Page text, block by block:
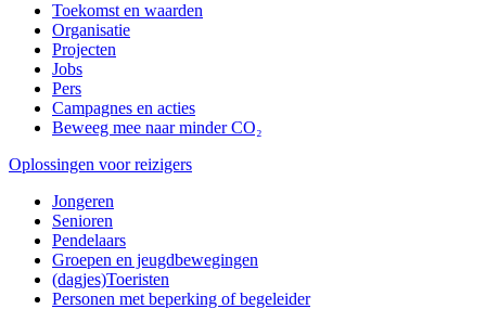
Toekomst en waarden
Organisatie
Projecten
Jobs
Pers
Campagnes en acties
Beweeg mee naar minder CO₂
Oplossingen voor reizigers
Jongeren
Senioren
Pendelaars
Groepen en jeugdbewegingen
(dagjes)Toeristen
Personen met beperking of begeleider